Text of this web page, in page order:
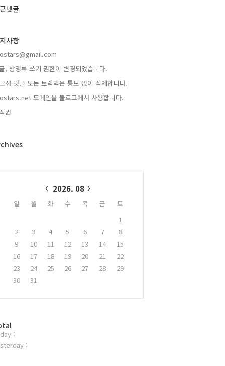
댓글
사항
, 방명록 쓰기 권한이 변경되었습니다.
성 댓글 또는 트랙백은 통보 없이 삭제합니다.
도메인을 블로그에서 사용합니다.
권
2026. 08
일 월 화 수 목 금
토
1
2
3 4 5 6 7
8
9
10 11 12 13 14
15
16
17 18 19 20 21
22
23
24 25 26 27 28
29
30
31
:
: